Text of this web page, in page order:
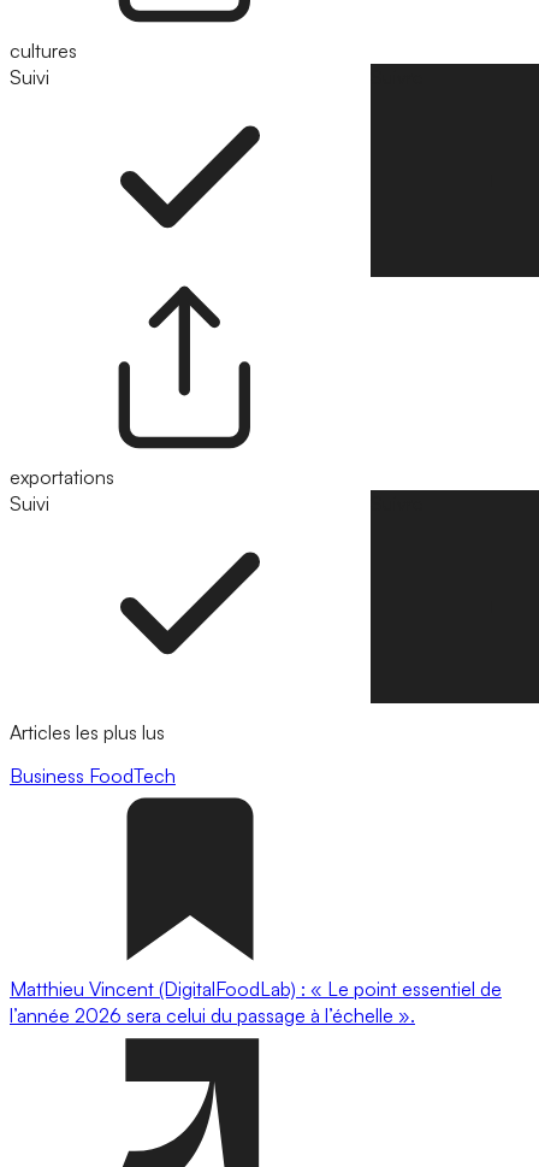
cultures
Suivi
exportations
Suivi
Articles les plus lus
Business FoodTech
Matthieu Vincent (DigitalFoodLab) : « Le point essentiel de
l’année 2026 sera celui du passage à l’échelle ».